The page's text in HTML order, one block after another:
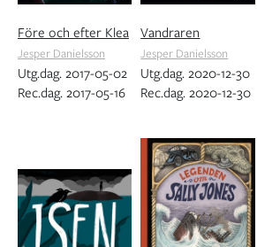
Före och efter Klea
Jesper Danielsson
Utg.dag. 2017-05-02
Rec.dag. 2017-05-16
Vandraren
Jesper Danielsson
Utg.dag. 2020-12-30
Rec.dag. 2020-12-30